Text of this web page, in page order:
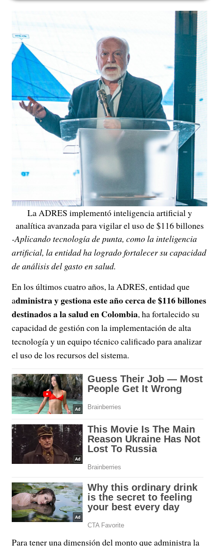
La ADRES implementó inteligencia artificial y
analítica avanzada para vigilar el uso de $116 billones
-Aplicando tecnología de punta, como la inteligencia
artificial, la entidad ha logrado fortalecer su capacidad
de análisis del gasto en salud.
En los últimos cuatro años, la ADRES, entidad que
administra y gestiona este año cerca de $116 billones
destinados a la salud en Colombia, ha fortalecido su
capacidad de gestión con la implementación de alta
tecnología y un equipo técnico calificado para analizar
el uso de los recursos del sistema.
Para tener una dimensión del monto que administra la